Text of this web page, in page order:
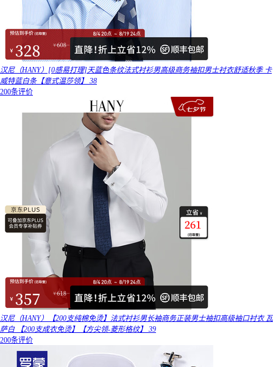
汉尼（HANY）[0感易打理]天蓝色条纹法式衬衫男高级商务袖扣男士衬衣舒适秋季 卡
威特蓝白条【意式温莎领】 38
200条评价
汉尼（HANY）【200支纯棉免烫】法式衬衫男长袖商务正装男士袖扣高级袖口衬衣 瓦
萨白 【200支成衣免烫】【方尖领-菱形格纹】 39
200条评价